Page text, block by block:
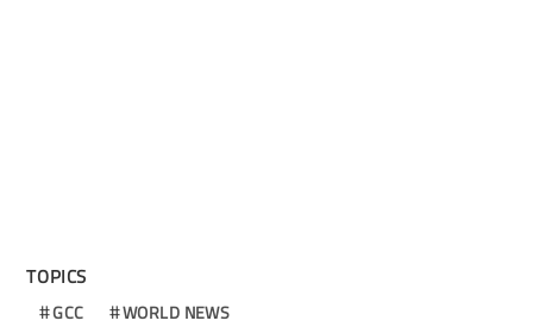
TOPICS
GCC WORLD NEWS